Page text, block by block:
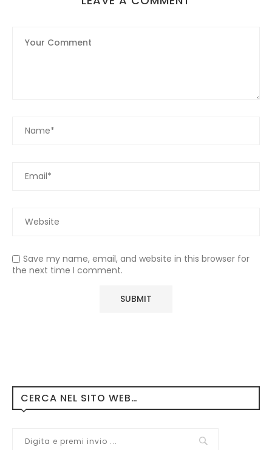
Save my name, email, and website in this browser for
the next time I comment.
CERCA NEL SITO WEB…